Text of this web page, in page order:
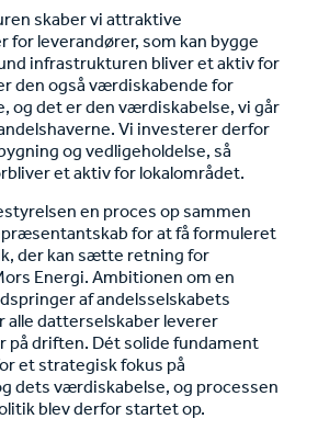
skaber vi attraktive
leverandører, som kan bygge
infrastrukturen bliver et aktiv for
den også værdiskabende for
og det er den værdiskabelse, vi går
Vi investerer derfor
og vedligeholdelse, så
et aktiv for lokalområdet.
en proces op sammen
for at få formuleret
der kan sætte retning for
Energi. Ambitionen om en
af andelsselskabets
alle datterselskaber leverer
driften. Dét solide fundament
et strategisk fokus på
dets værdiskabelse, og processen
blev derfor startet op.